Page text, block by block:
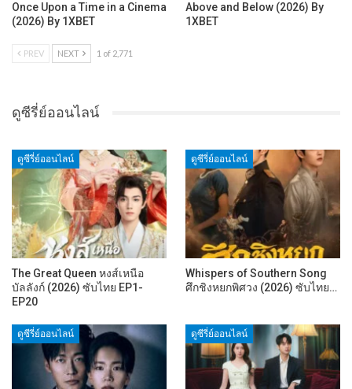
Once Upon a Time in a Cinema
(2026) By 1XBET
Above and Below (2026) By
1XBET
PREV NEXT 1 of 2,771
ดูซีรี่ย์ออนไลน์
ดูซีรี่ย์ออนไลน์
The Great Queen หงส์เหนือ
บัลลังก์ (2026) ซับไทย EP1-
EP20
ดูซีรี่ย์ออนไลน์
Whispers of Southern Song
ศึกชิงหยกพิศวง (2026) ซับไทย…
ดูซีรี่ย์ออนไลน์ ดูซีรี่ย์ออนไลน์